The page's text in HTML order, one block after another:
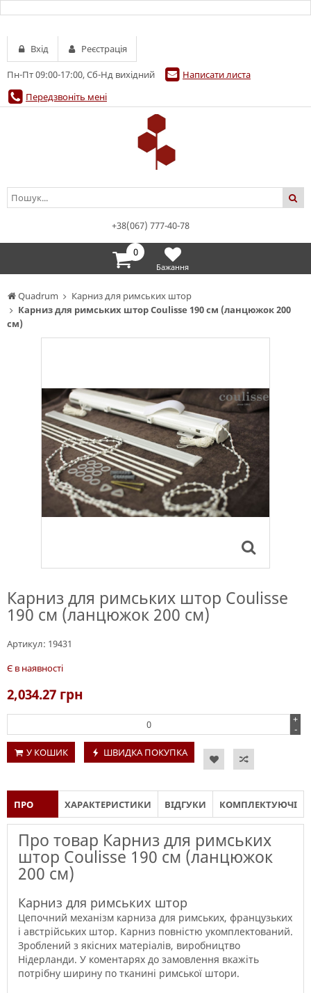
Quadrum
Карниз для римських штор
Карниз для римських штор Coulisse 190 см (ланцюжок 200
см)
Карниз для римських штор Coulisse
190 см (ланцюжок 200 см)
Артикул: 19431
Є в наявності
2,034.27 грн
+
-
У КОШИК
ШВИДКА ПОКУПКА
ПРО ХАРАКТЕРИСТИКИ ВІДГУКИ КОМПЛЕКТУЮЧІ
Про товар Карниз для римських
штор Coulisse 190 см (ланцюжок
200 см)
Карниз для римських штор
Цепочний механізм карниза для римських, французьких
і австрійських штор. Карниз повністю укомплектований.
Зроблений з якісних матеріалів, виробництво
Нідерланди. У коментарях до замовлення вкажіть
потрібну ширину по тканині римської штори.
Пн-Пт 09:00-17:00, Сб-Нд вихідний
Написати листа
Передзвоніть мені
Вхід Реєстрація
+38(067) 777-40-78
0
Бажання